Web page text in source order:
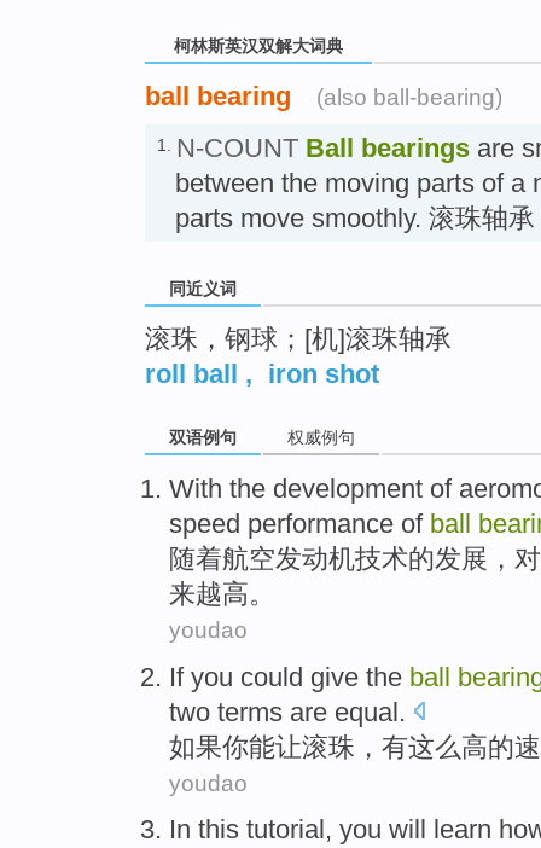
柯林斯英汉双解大词典
ball bearing (also ball-bearing)
1. N-COUNT Ball bearings are
between the moving parts of a
parts move smoothly. 滚珠轴承
同近义词
滚珠，钢球；[机]滚珠轴承
roll ball , iron shot
双语例句 权威例句
With the development of
speed performance of ball
随着航空发动机技术的发展 ， 对
来越高。
youdao
If you could give the ball
two terms are equal.
如果你能让滚珠 ，有这么高的
youdao
In this tutorial , you will learn